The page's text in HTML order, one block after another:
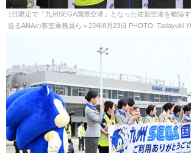
1日限定で「九州SEGA国際空港」となった佐賀空港を離陸
送るANAの客室乗務員ら＝23年8月23日 PHOTO: Tadayuki